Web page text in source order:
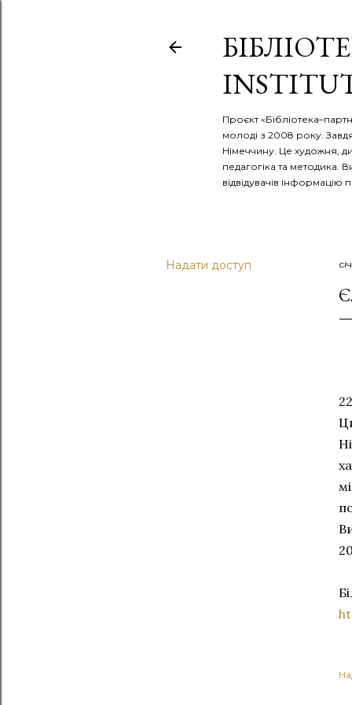
Проєкт
молоді з 2008 року.
Німеччину. Це художня,
педагогіка та методика.
відвідувачів
Надати доступ